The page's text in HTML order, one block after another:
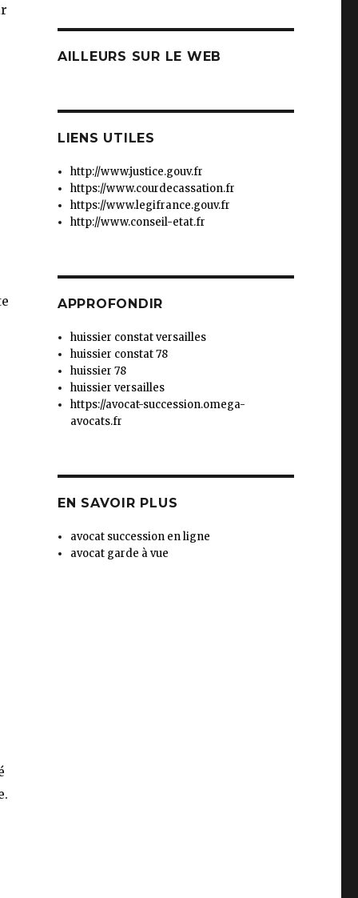
AILLEURS SUR LE WEB
LIENS UTILES
http://www.justice.gouv.fr
https://www.courdecassation.fr
https://www.legifrance.gouv.fr
http://www.conseil-etat.fr
APPROFONDIR
huissier constat versailles
huissier constat 78
huissier 78
huissier versailles
https://avocat-succession.omega-
avocats.fr
EN SAVOIR PLUS
avocat succession en ligne
avocat garde à vue